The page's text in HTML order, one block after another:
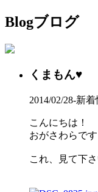
Blogブログ
くまもん♥
2014/02/28-新着
こんにちは！
おがさわらです
これ、見て下さ